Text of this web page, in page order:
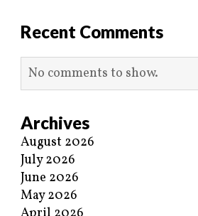
Recent Comments
No comments to show.
Archives
August 2026
July 2026
June 2026
May 2026